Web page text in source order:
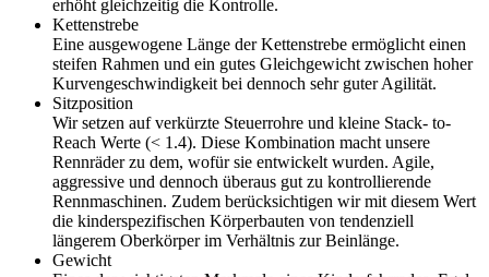
erhöht gleichzeitig die Kontrolle.
Kettenstrebe
Eine ausgewogene Länge der Kettenstrebe ermöglicht einen
steifen Rahmen und ein gutes Gleichgewicht zwischen hoher
Kurvengeschwindigkeit bei dennoch sehr guter Agilität.
Sitzposition
Wir setzen auf verkürzte Steuerrohre und kleine Stack- to-
Reach Werte (< 1.4). Diese Kombination macht unsere
Rennräder zu dem, wofür sie entwickelt wurden. Agile,
aggressive und dennoch überaus gut zu kontrollierende
Rennmaschinen. Zudem berücksichtigen wir mit diesem Wert
die kinderspezifischen Körperbauten von tendenziell
längerem Oberkörper im Verhältnis zur Beinlänge.
Gewicht